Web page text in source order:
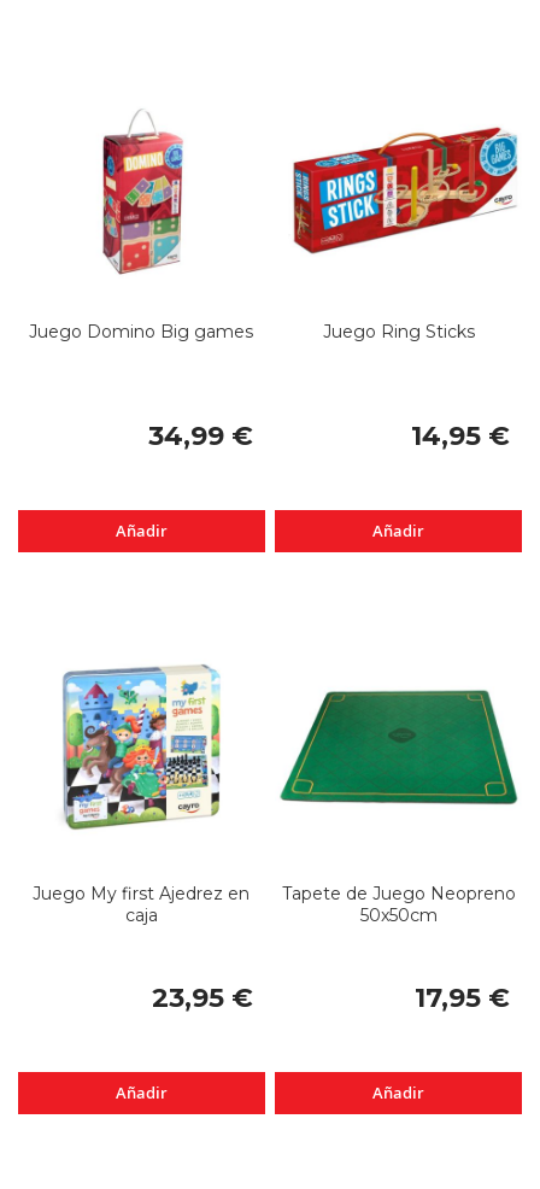
Juego Domino Big games
34,99 €
Añadir
Juego Ring Sticks
14,95 €
Añadir
Juego My first Ajedrez en
caja
23,95 €
Añadir
Tapete de Juego Neopreno
50x50cm
17,95 €
Añadir